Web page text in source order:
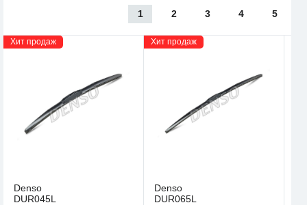
1 2 3 4 5
Хит продаж
Denso
DUR045L
Хит продаж
Denso
DUR065L